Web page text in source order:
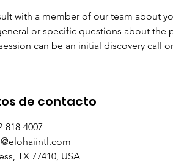
with a member of our team about
or specific questions about the
can be an initial discovery call
de contacto
818-4007
TX 77410, USA